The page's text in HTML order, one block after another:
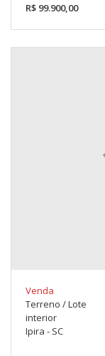
R$ 99.900,00
Venda
Terreno / Lote
interior
Ipira - SC